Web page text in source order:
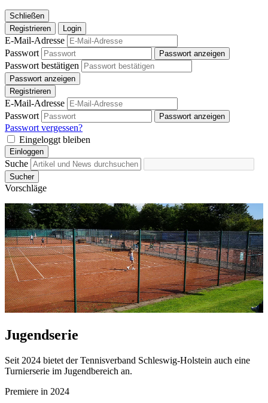
Schließen
Registrieren
Login
E-Mail-Adresse
Passwort
Passwort anzeigen
Passwort bestätigen
Passwort anzeigen
Registrieren
E-Mail-Adresse
Passwort
Passwort anzeigen
Passwort vergessen?
Eingeloggt bleiben
Einloggen
Suche
Sucher
Vorschläge
Jugendserie
Seit 2024 bietet der Tennisverband Schleswig-Holstein auch eine
Turnierserie im Jugendbereich an.
Premiere in 2024